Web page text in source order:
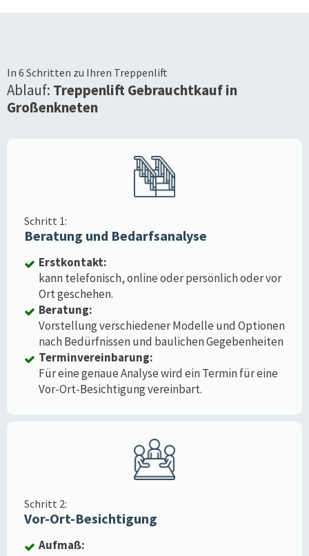
In 6 Schritten zu Ihren Treppenlift
Ablauf: Treppenlift Gebrauchtkauf in
Großenkneten
Schritt 1:
Beratung und Bedarfsanalyse
Erstkontakt:
kann telefonisch, online oder persönlich oder vor
Ort geschehen.
Beratung:
Vorstellung verschiedener Modelle und Optionen
nach Bedürfnissen und baulichen Gegebenheiten
Terminvereinbarung:
Für eine genaue Analyse wird ein Termin für eine
Vor-Ort-Besichtigung vereinbart.
Schritt 2:
Vor-Ort-Besichtigung
Aufmaß: